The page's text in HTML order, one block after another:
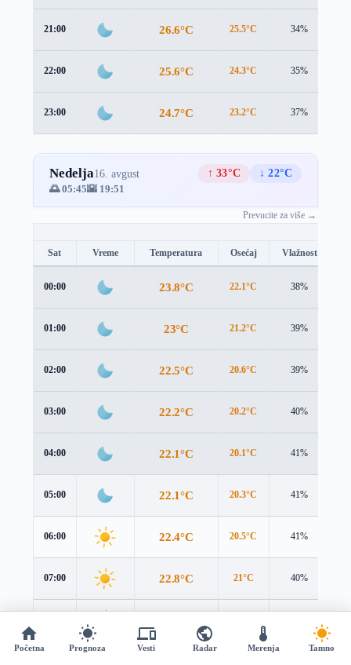
21:00 26.6°C 25.5°C 34%
22:00 25.6°C 24.3°C 35%
23:00 24.7°C 23.2°C 37%
Nedelja16. avgust ↑ 33°C
↓ 22°C
🌅 05:45🌇 19:51
Prevucite za više →
Sat Vreme Temperatura Osećaj Vlažnost
00:00 23.8°C 22.1°C 38%
01:00 23°C 21.2°C 39%
02:00 22.5°C 20.6°C 39%
03:00 22.2°C 20.2°C 40%
04:00 22.1°C 20.1°C 41%
05:00 22.1°C 20.3°C 41%
06:00 22.4°C 20.5°C 41%
07:00 22.8°C 21°C 40%
Početna Prognoza Vesti Radar Merenja Tamno